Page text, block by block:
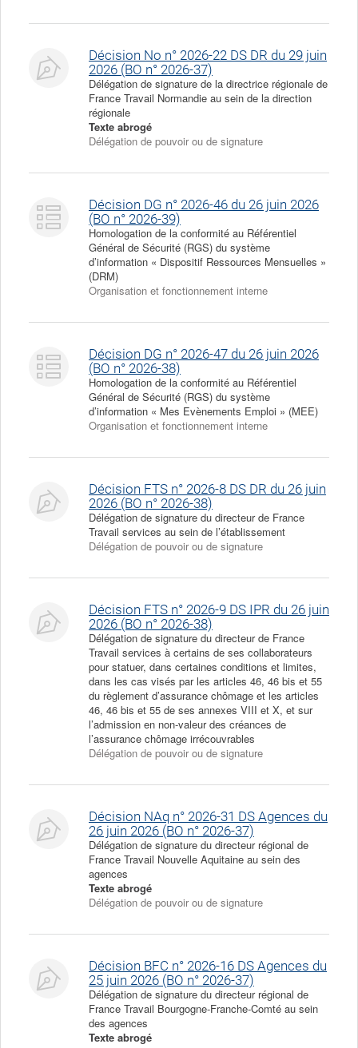
Décision No n° 2026-22 DS DR du 29 juin
2026 (BO n° 2026-37)
Délégation de signature de la directrice régionale de
France Travail Normandie au sein de la direction
régionale
Texte abrogé
Délégation de pouvoir ou de signature
Décision DG n° 2026-46 du 26 juin 2026
(BO n° 2026-39)
Homologation de la conformité au Référentiel
Général de Sécurité (RGS) du système
d’information « Dispositif Ressources Mensuelles »
(DRM)
Organisation et fonctionnement interne
Décision DG n° 2026-47 du 26 juin 2026
(BO n° 2026-38)
Homologation de la conformité au Référentiel
Général de Sécurité (RGS) du système
d’information « Mes Evènements Emploi » (MEE)
Organisation et fonctionnement interne
Décision FTS n° 2026-8 DS DR du 26 juin
2026 (BO n° 2026-38)
Délégation de signature du directeur de France
Travail services au sein de l’établissement
Délégation de pouvoir ou de signature
Décision FTS n° 2026-9 DS IPR du 26 juin
2026 (BO n° 2026-38)
Délégation de signature du directeur de France
Travail services à certains de ses collaborateurs
pour statuer, dans certaines conditions et limites,
dans les cas visés par les articles 46, 46 bis et 55
du règlement d’assurance chômage et les articles
46, 46 bis et 55 de ses annexes VIII et X, et sur
l’admission en non-valeur des créances de
l’assurance chômage irrécouvrables
Délégation de pouvoir ou de signature
Décision NAq n° 2026-31 DS Agences du
26 juin 2026 (BO n° 2026-37)
Délégation de signature du directeur régional de
France Travail Nouvelle Aquitaine au sein des
agences
Texte abrogé
Délégation de pouvoir ou de signature
Décision BFC n° 2026-16 DS Agences du
25 juin 2026 (BO n° 2026-37)
Délégation de signature du directeur régional de
France Travail Bourgogne-Franche-Comté au sein
des agences
Texte abrogé